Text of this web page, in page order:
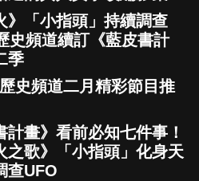
》「小指頭」持續調查
史頻道續訂《藍皮書計
季
史頻道二月精彩節目推
計畫》看前必知七件事！
之歌》「小指頭」化身天
查UFO